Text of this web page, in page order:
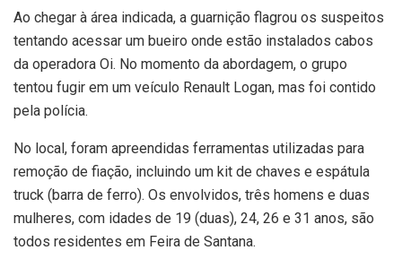
Ao chegar à área indicada, a guarnição flagrou os suspeitos
tentando acessar um bueiro onde estão instalados cabos
da operadora Oi. No momento da abordagem, o grupo
tentou fugir em um veículo Renault Logan, mas foi contido
pela polícia.
No local, foram apreendidas ferramentas utilizadas para
remoção de fiação, incluindo um kit de chaves e espátula
truck (barra de ferro). Os envolvidos, três homens e duas
mulheres, com idades de 19 (duas), 24, 26 e 31 anos, são
todos residentes em Feira de Santana.